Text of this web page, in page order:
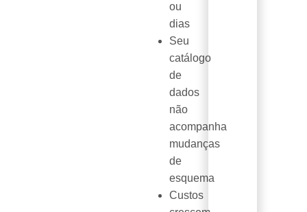
ou
dias
Seu
catálogo
de
dados
não
acompanha
mudanças
de
esquema
Custos